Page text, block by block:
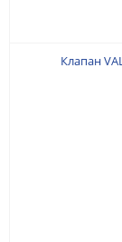
Клапан